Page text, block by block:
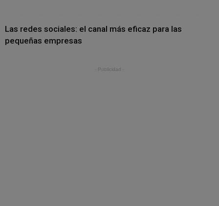
Las redes sociales: el canal más eficaz para las
pequeñas empresas
- Publicidad -